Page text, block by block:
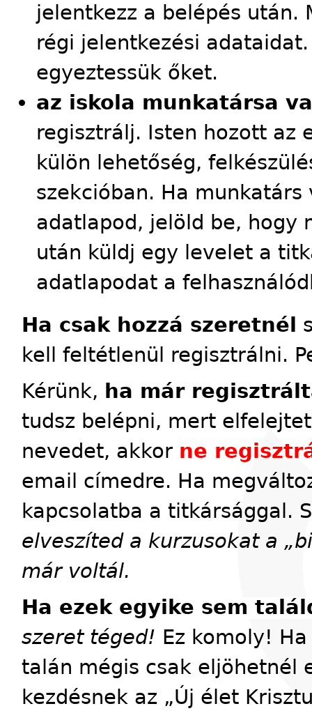
jelentkezz a belépés után.
régi jelentkezési
egyeztessük őket.
az iskola munkatársa
regisztrálj. Isten hozott az
külön lehetőség,
szekcióban. Ha
adatlapod, jelöld be, hogy
után küldj egy levelet a
adatlapodat a
Ha csak hozzá szeretnél
kell feltétlenül regisztrálni.
Kérünk, ha már
tudsz belépni, mert
nevedet, akkor ne
email címedre. Ha
kapcsolatba a titkársággal.
elveszíted a kurzusokat a
már voltál.
Ha ezek egyike sem
szeret téged! Ez komoly!
talán mégis csak eljöhetnél
kezdésnek az „Új élet